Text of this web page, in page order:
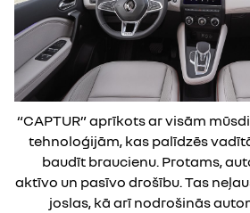
“CAPTUR” aprīkots ar visām
tehnoloģijām, kas palīdzēs
baudīt braucienu. Protams,
aktīvo un pasīvo drošību. Tas
joslas, kā arī nodrošinās